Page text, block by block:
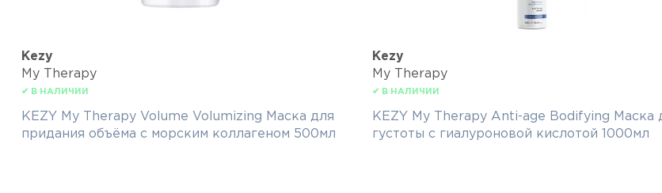
Kezy
My Therapy
✔ В НАЛИЧИИ
KEZY My Therapy Volume Volumizing Маска для
придания объёма с морским коллагеном 500мл
Kezy
My Therapy
✔ В НАЛИЧИИ
KEZY My Therapy Anti-age Bodifying Маска
густоты с гиалуроновой кислотой 1000мл